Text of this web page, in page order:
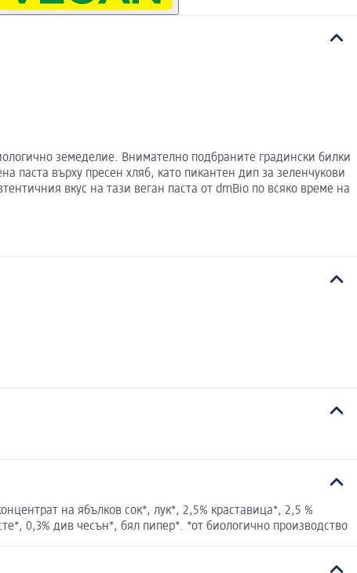
земеделие. Внимателно подбраните градински билки
паста върху пресен хляб, като пикантен дип за зеленчукови
вкус на тази веган паста от dmBio по всяко време на
на ябълков сок*, лук*, 2,5% краставица*, 2,5 %
0,3% див чесън*, бял пипер*. *от биологично производство